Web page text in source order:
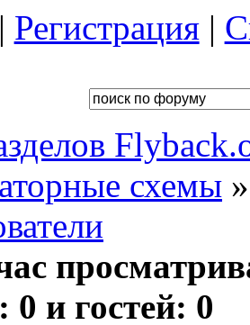
| Регистрация|
схемы
и гостей: 0